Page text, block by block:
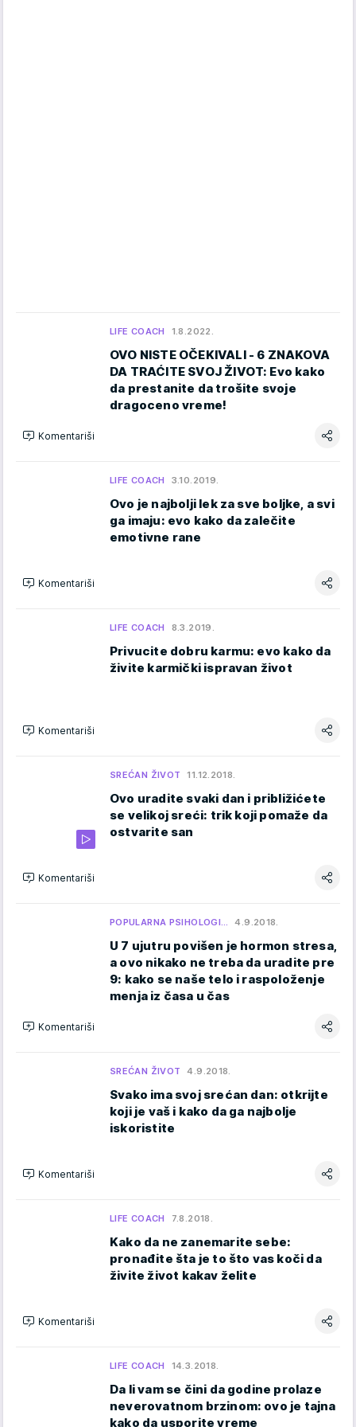
LIFE COACH 1.8.2022.
OVO NISTE OČEKIVALI - 6 ZNAKOVA
DA TRAĆITE SVOJ ŽIVOT: Evo kako
da prestanite da trošite svoje
dragoceno vreme!
Komentariši
LIFE COACH 3.10.2019.
Ovo je najbolji lek za sve boljke, a svi
ga imaju: evo kako da zalečite
emotivne rane
Komentariši
LIFE COACH 8.3.2019.
Privucite dobru karmu: evo kako da
živite karmički ispravan život
Komentariši
SREĆAN ŽIVOT 11.12.2018.
Ovo uradite svaki dan i približićete
se velikoj sreći: trik koji pomaže da
ostvarite san
Komentariši
POPULARNA PSIHOLOGI… 4.9.2018.
U 7 ujutru povišen je hormon stresa,
a ovo nikako ne treba da uradite pre
9: kako se naše telo i raspoloženje
menja iz časa u čas
Komentariši
SREĆAN ŽIVOT 4.9.2018.
Svako ima svoj srećan dan: otkrijte
koji je vaš i kako da ga najbolje
iskoristite
Komentariši
LIFE COACH 7.8.2018.
Kako da ne zanemarite sebe:
pronađite šta je to što vas koči da
živite život kakav želite
Komentariši
LIFE COACH 14.3.2018.
Da li vam se čini da godine prolaze
neverovatnom brzinom: ovo je tajna
kako da usporite vreme